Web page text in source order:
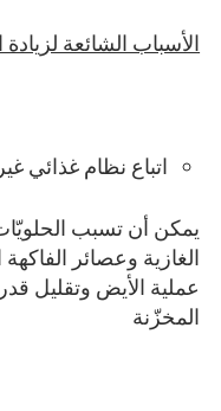
الأسباب الشائعة
اتباع نظام غذائي
يمكن أن تسبب
الغازية وعصائر
عملية الأيض وتقليل
المخزّنة